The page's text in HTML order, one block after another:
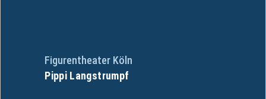
Figurentheater Köln
Pippi Langstrumpf